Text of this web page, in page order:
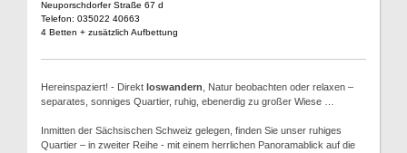
Neuporschdorfer Straße 67 d
Telefon: 035022 40663
4 Betten + zusätzlich Aufbettung
Hereinspaziert! - Direkt loswandern , Natur beobachten oder relaxen –
separates, sonniges Quartier, ruhig, ebenerdig zu großer Wiese …
Inmitten der Sächsischen Schweiz gelegen, finden Sie unser ruhiges
Quartier – in zweiter Reihe - mit einem herrlichen Panoramablick auf die